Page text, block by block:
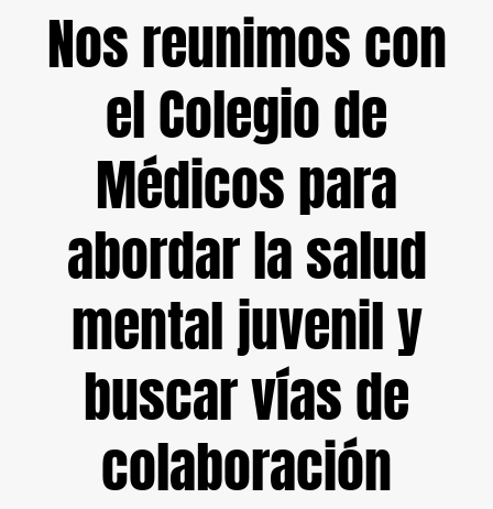
Nos reunimos con
el Colegio de
Médicos para
abordar la salud
mental juvenil y
buscar vías de
colaboración